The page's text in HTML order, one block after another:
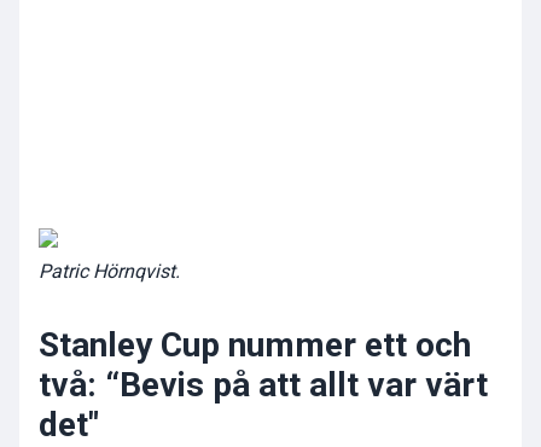
Patric Hörnqvist.
Stanley Cup nummer ett och
två: “Bevis på att allt var värt
det"